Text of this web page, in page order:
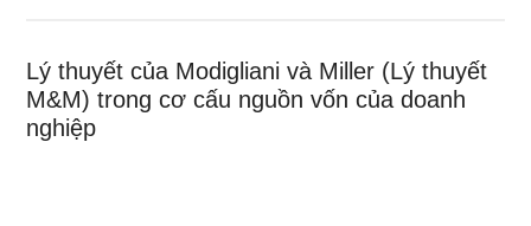
Lý thuyết của Modigliani và Miller (Lý thuyết
M&M) trong cơ cấu nguồn vốn của doanh
nghiệp